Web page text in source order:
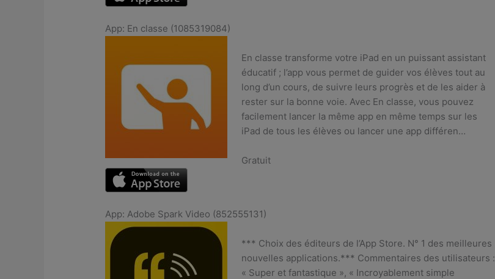
App: En classe (1085319084)
En classe transforme votre iPad en un puissant assistant
éducatif ; l’app vous permet de guider vos élèves tout au
long d’un cours, de suivre leurs progrès et de les aider à
rester sur la bonne voie. Avec En classe, vous pouvez
facilement lancer la même app en même temps sur les
iPad de tous les élèves ou lancer une app différen…
Gratuit
App: Adobe Spark Video (852555131)
*** Choix des éditeurs de l’App Store. N° 1 des meilleures
nouvelles applications.*** Commentaires des utilisateurs :
« Super et fantastique », « Incroyablement simple